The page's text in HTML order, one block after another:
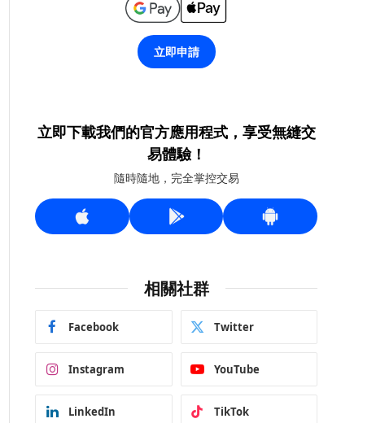
立即申請
立即下載我們的官方應用程式，享受無縫交
易體驗！
隨時隨地，完全掌控交易
相關社群
Facebook Twitter
Instagram YouTube
LinkedIn TikTok